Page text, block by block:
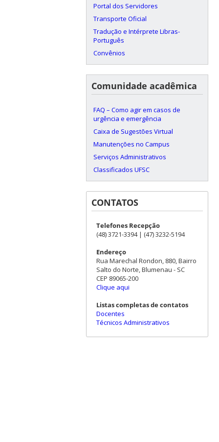
Portal dos Servidores
Transporte Oficial
Tradução e Intérprete Libras-
Português
Convênios
Comunidade acadêmica
FAQ – Como agir em casos de
urgência e emergência
Caixa de Sugestões Virtual
Manutenções no Campus
Serviços Administrativos
Classificados UFSC
CONTATOS
Telefones Recepção
(48) 3721-3394 | (47) 3232-5194
Endereço
Rua Marechal Rondon, 880, Bairro
Salto do Norte, Blumenau - SC
CEP 89065-200
Clique aqui
Listas completas de contatos
Docentes
Técnicos Administrativos